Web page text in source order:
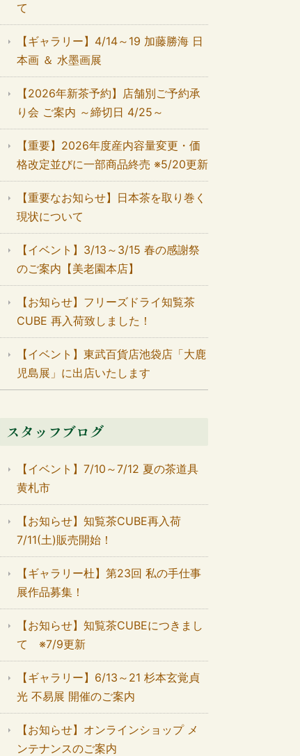
て
【ギャラリー】4/14～19 加藤勝海 日
本画 ＆ 水墨画展
【2026年新茶予約】店舗別ご予約承
り会 ご案内 ～締切日 4/25～
【重要】2026年度産内容量変更・価
格改定並びに一部商品終売 ※5/20更新
【重要なお知らせ】日本茶を取り巻く
現状について
【イベント】3/13～3/15 春の感謝祭
のご案内【美老園本店】
【お知らせ】フリーズドライ知覧茶
CUBE 再入荷致しました！
【イベント】東武百貨店池袋店「大鹿
児島展」に出店いたします
スタッフブログ
【イベント】7/10～7/12 夏の茶道具
黄札市
【お知らせ】知覧茶CUBE再入荷
7/11(土)販売開始！
【ギャラリー杜】第23回 私の手仕事
展作品募集！
【お知らせ】知覧茶CUBEにつきまし
て ※7/9更新
【ギャラリー】6/13～21 杉本玄覚貞
光 不易展 開催のご案内
【お知らせ】オンラインショップ メ
ンテナンスのご案内